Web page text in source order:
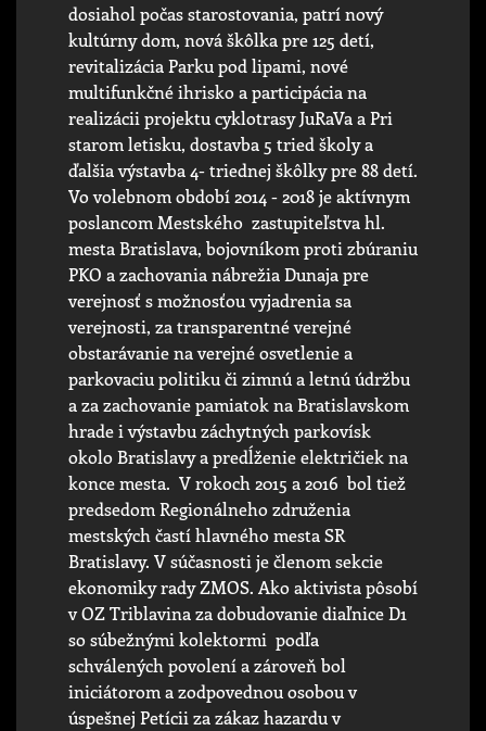
dosiahol počas starostovania, patrí nový
kultúrny dom, nová škôlka pre 125 detí,
revitalizácia Parku pod lipami, nové
multifunkčné ihrisko a participácia na
realizácii projektu cyklotrasy JuRaVa a Pri
starom letisku, dostavba 5 tried školy a
ďalšia výstavba 4- triednej škôlky pre 88 detí.
Vo volebnom období 2014 - 2018 je aktívnym
poslancom Mestského zastupiteľstva hl.
mesta Bratislava, bojovníkom proti zbúraniu
PKO a zachovania nábrežia Dunaja pre
verejnosť s možnosťou vyjadrenia sa
verejnosti, za transparentné verejné
obstarávanie na verejné osvetlenie a
parkovaciu politiku či zimnú a letnú údržbu
a za zachovanie pamiatok na Bratislavskom
hrade i výstavbu záchytných parkovísk
okolo Bratislavy a predĺženie električiek na
konce mesta. V rokoch 2015 a 2016 bol tiež
predsedom Regionálneho združenia
mestských častí hlavného mesta SR
Bratislavy. V súčasnosti je členom sekcie
ekonomiky rady ZMOS. Ako aktivista pôsobí
v OZ Triblavina za dobudovanie diaľnice D1
so súbežnými kolektormi podľa
schválených povolení a zároveň bol
iniciátorom a zodpovednou osobou v
úspešnej Petícii za zákaz hazardu v